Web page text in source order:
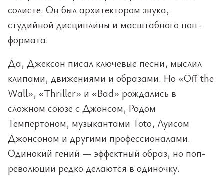
солисте. Он был архитектором звука,
студийной дисциплины и масштабного поп-
формата.
Да, Джексон писал ключевые песни, мыслил
клипами, движениями и образами. Но «Off the
Wall», «Thriller» и «Bad» рождались в
сложном союзе с Джонсом, Родом
Темпертоном, музыкантами Toto, Луисом
Джонсоном и другими профессионалами.
Одинокий гений — эффектный образ, но поп-
революции редко делаются в одиночку.